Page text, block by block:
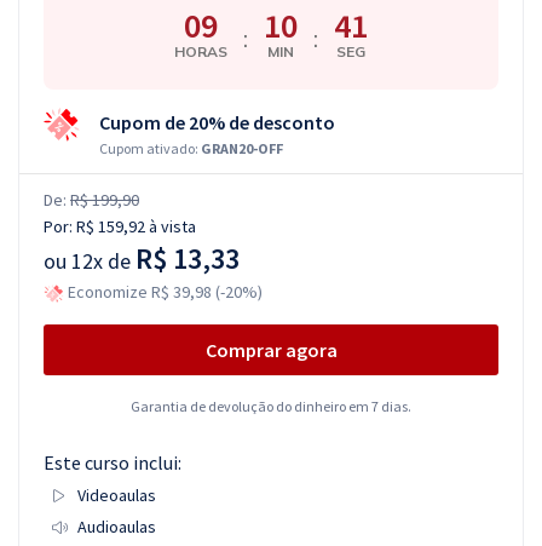
09
HORAS : 10
MIN : 41
SEG
Cupom de 20% de desconto
Cupom ativado: GRAN20-OFF
De: R$ 199,90
Por: R$ 159,92à vista
ou 12x de R$ 13,33
Economize R$ 39,98 (-20%)
Comprar agora
Garantia de devolução do dinheiro em 7 dias.
Este curso inclui:
Videoaulas
Audioaulas